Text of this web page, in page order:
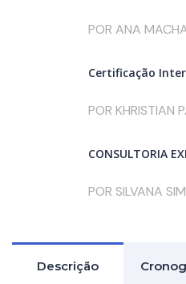
POR ANA
Certificação
POR KHRISTIAN
CONSULTORIA
POR SILVANA
Descrição